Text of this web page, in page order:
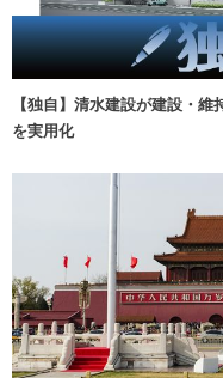
【独自】清水建設が建設・
を実用化